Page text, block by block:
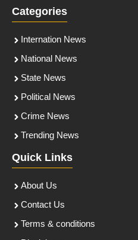
Categories
Internation News
National News
State News
Political News
Crime News
Trending News
Quick Links
About Us
Contact Us
Terms & conditions